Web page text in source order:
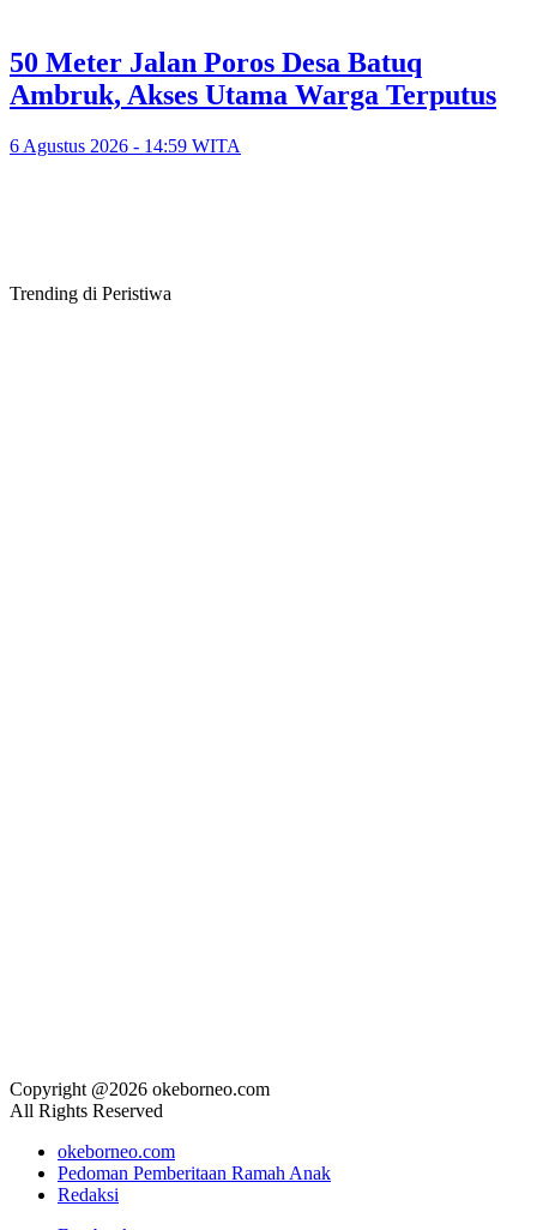
50 Meter Jalan Poros Desa Batuq
Ambruk, Akses Utama Warga Terputus
6 Agustus 2026 - 14:59 WITA
Trending di Peristiwa
Copyright @2026 okeborneo.com
All Rights Reserved
okeborneo.com
Pedoman Pemberitaan Ramah Anak
Redaksi